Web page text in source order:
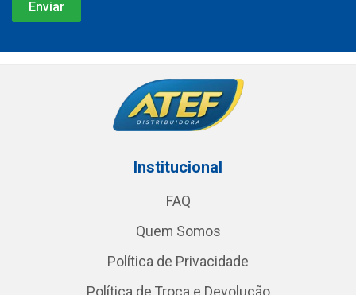
Institucional
FAQ
Quem Somos
Política de Privacidade
Política de Troca e Devolução